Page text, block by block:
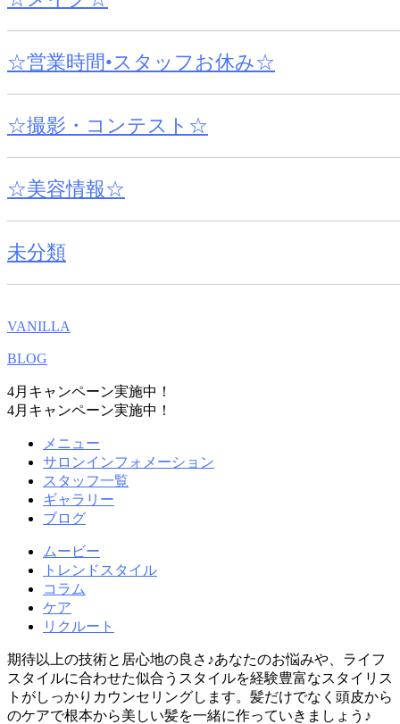
☆営業時間•スタッフお休み☆
☆撮影・コンテスト☆
☆美容情報☆
未分類
VANILLA
BLOG
4月キャンペーン実施中！
4月キャンペーン実施中！
メニュー
サロンインフォメーション
スタッフ一覧
ギャラリー
ブログ
ムービー
トレンドスタイル
コラム
ケア
リクルート
期待以上の技術と居心地の良さ♪あなたのお悩みや、ライフ
スタイルに合わせた似合うスタイルを経験豊富なスタイリス
トがしっかりカウンセリングします。髪だけでなく頭皮から
のケアで根本から美しい髪を一緒に作っていきましょう♪